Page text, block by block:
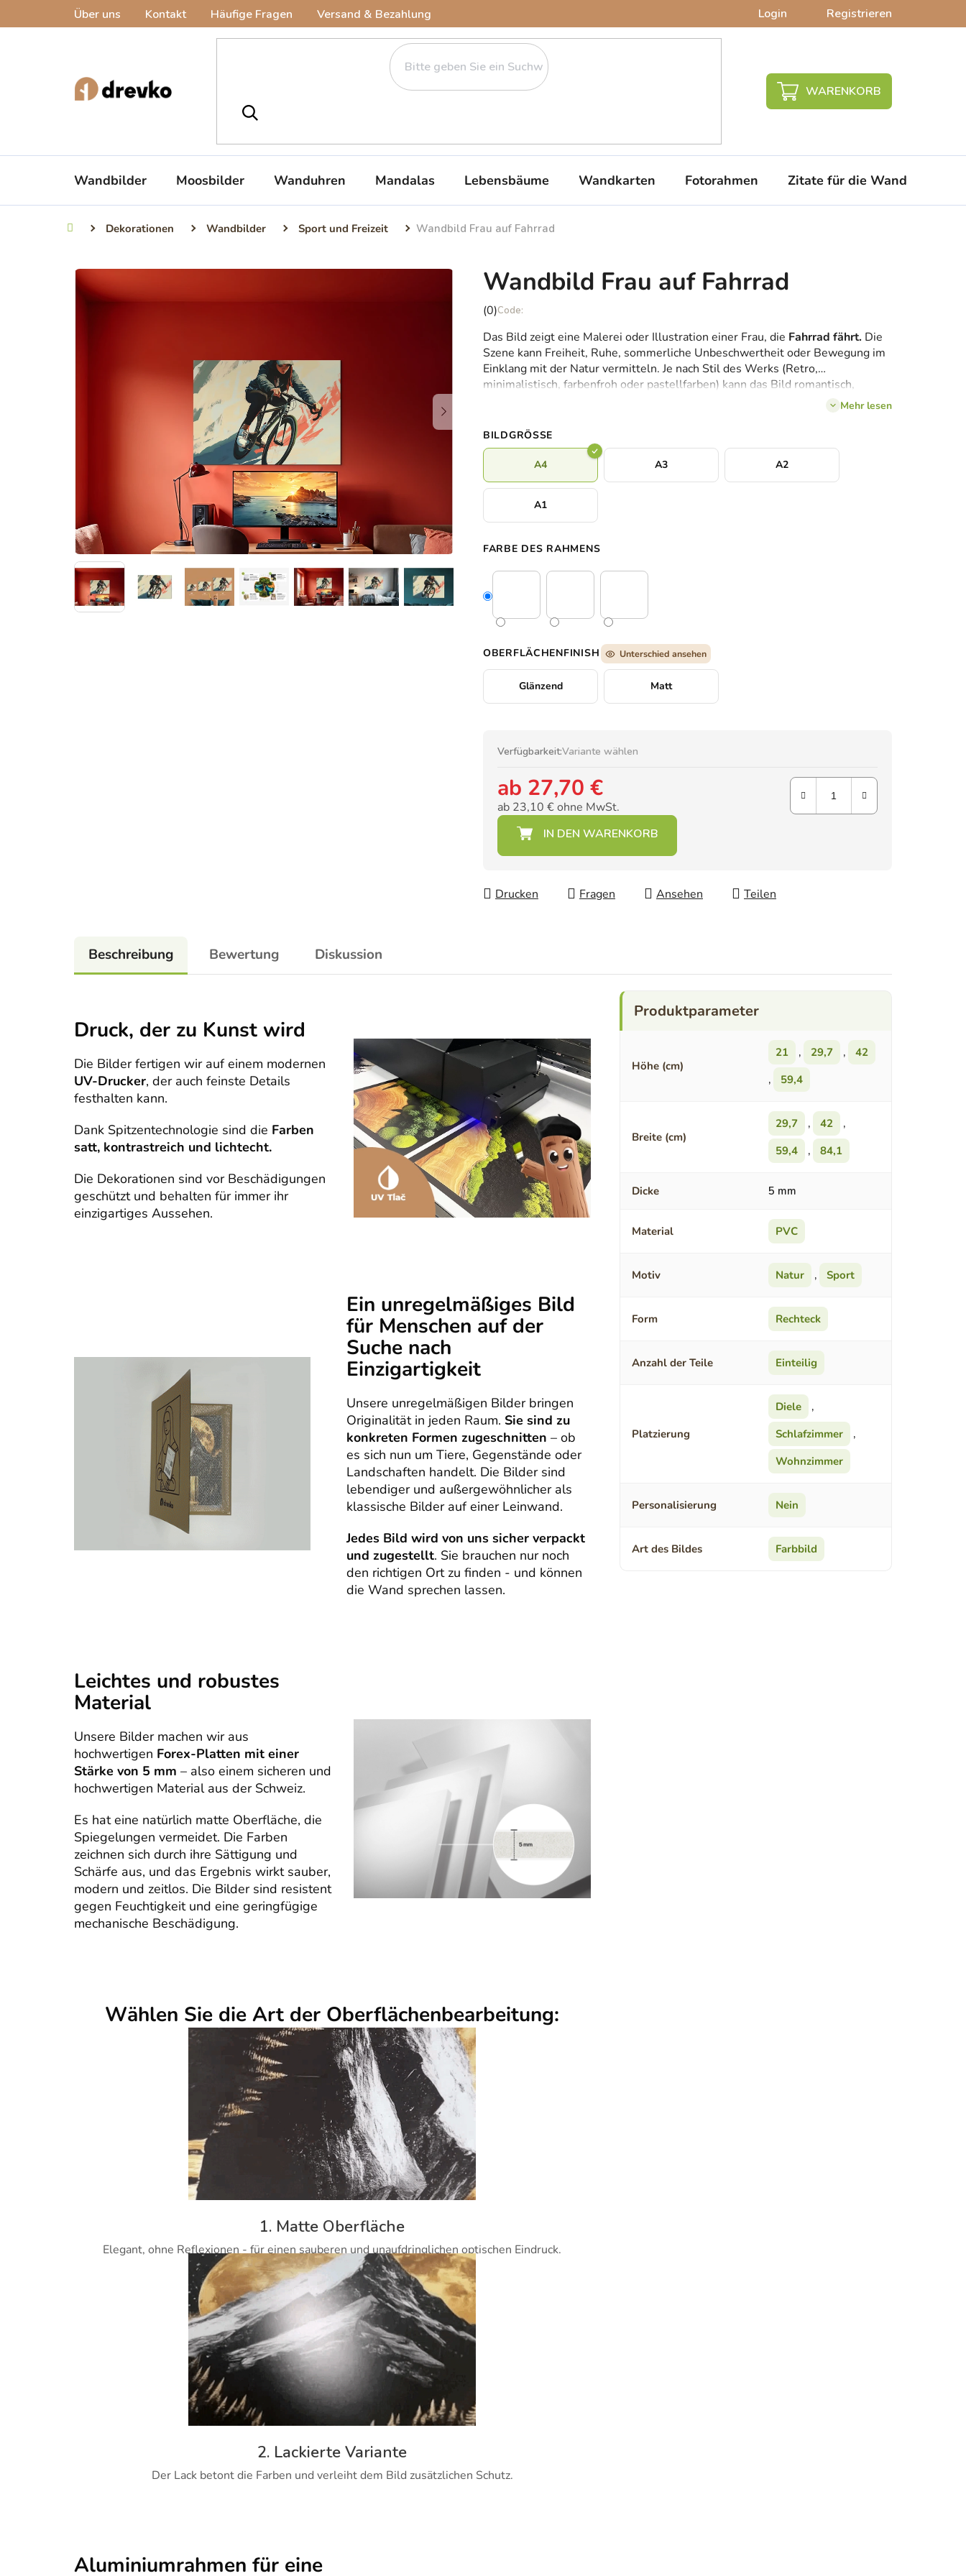
Über uns Kontakt Häufige Fragen Versand & Bezahlung Login Registrieren
WARENKORB
Wandbilder Moosbilder Wanduhren Mandalas Lebensbäume Wandkarten Fotorahmen Zitate für die Wand
StartseiteDekorationen Wandbilder Sport und Freizeit Wandbild Frau auf Fahrrad
Wandbild Frau auf Fahrrad
Die
Produktbewertung
ist
0,0
von
(0)
Das Bild zeigt eine Malerei oder Illustration einer Frau, die Fahrrad fährt. Die
Szene kann Freiheit, Ruhe, sommerliche Unbeschwertheit oder Bewegung im
Einklang mit der Natur vermitteln. Je nach Stil des Werks (Retro,
minimalistisch, farbenfroh oder pastellfarben) kann das Bild romantisch,
Mehr lesen
BILDGRÖSSE
A4 A3 A2
A1
FARBE DES RAHMENS
OBERFLÄCHENFINISH Unterschied ansehen
Glänzend Matt
Verfügbarkeit:Variante wählen
ab 27,70 €
ab 23,10 €ohne MwSt.
Verkaufspreis:
Drucken Fragen Ansehen Teilen
Beschreibung Bewertung Diskussion
Druck, der zu Kunst wird
Die Bilder fertigen wir auf einem modernen
UV-Drucker, der auch feinste Details
festhalten kann.
Dank Spitzentechnologie sind die Farben
satt, kontrastreich und lichtecht.
Die Dekorationen sind vor Beschädigungen
geschützt und behalten für immer ihr
einzigartiges Aussehen.
Ein unregelmäßiges Bild
für Menschen auf der
Suche nach
Einzigartigkeit
Unsere unregelmäßigen Bilder bringen
Originalität in jeden Raum. Sie sind zu
konkreten Formen zugeschnitten – ob
es sich nun um Tiere, Gegenstände oder
Landschaften handelt. Die Bilder sind
lebendiger und außergewöhnlicher als
klassische Bilder auf einer Leinwand.
Jedes Bild wird von uns sicher verpackt
und zugestellt. Sie brauchen nur noch
den richtigen Ort zu finden - und können
die Wand sprechen lassen.
Leichtes und robustes
Material
Unsere Bilder machen wir aus
hochwertigen Forex-Platten mit einer
Stärke von 5 mm – also einem sicheren und
hochwertigen Material aus der Schweiz.
Es hat eine natürlich matte Oberfläche, die
Spiegelungen vermeidet. Die Farben
zeichnen sich durch ihre Sättigung und
Schärfe aus, und das Ergebnis wirkt sauber,
modern und zeitlos. Die Bilder sind resistent
gegen Feuchtigkeit und eine geringfügige
mechanische Beschädigung.
Wählen Sie die Art der Oberflächenbearbeitung:
1. Matte Oberfläche
Elegant, ohne Reflexionen - für einen sauberen und unaufdringlichen optischen Eindruck.
2. Lackierte Variante
Der Lack betont die Farben und verleiht dem Bild zusätzlichen Schutz.
Aluminiumrahmen für eine
Höhe (cm)
21 , 29,7 ,
42
,
59,4
Breite (cm)
29,7 , 42
,
59,4
, 84,1
Dicke 5 mm
Material PVC
Motiv Natur , Sport
Form Rechteck
Anzahl der Teile Einteilig
Platzierung
Diele
,
Schlafzimmer
,
Wohnzimmer
Personalisierung Nein
Art des Bildes Farbbild